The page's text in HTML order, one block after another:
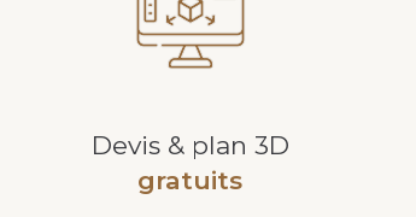
Devis & plan 3D
gratuits